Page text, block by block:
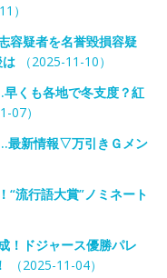
）
疑者を名誉毀損容疑
（2025-11-10）
くも各地で冬支度？紅
07）
最新情報▽万引きＧメン
流行語大賞”ノミネート
ドジャース優勝パレ
（2025-11-04）